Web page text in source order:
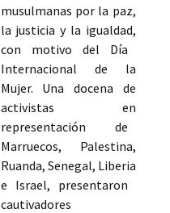
musulmanas por la paz,
la justicia y la igualdad,
con motivo del Día
Internacional de la
Mujer. Una docena de
activistas en
representación de
Marruecos, Palestina,
Ruanda, Senegal, Liberia
e Israel, presentaron
cautivadores